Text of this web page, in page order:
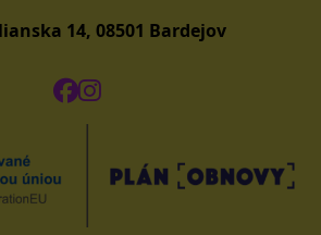
14, 08501 Bardejov